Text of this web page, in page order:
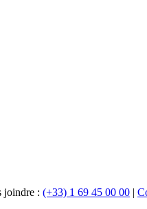
joindre : (+33) 1 69 45 00 00 |